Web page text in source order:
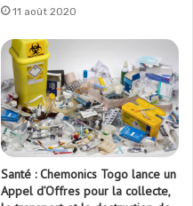
11 août 2020
Santé : Chemonics Togo lance un
Appel d’Offres pour la collecte,